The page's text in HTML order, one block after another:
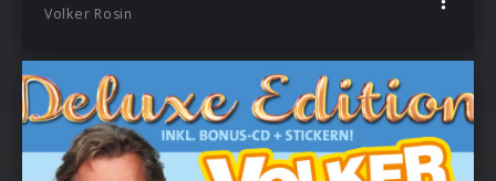
Volker Rosin